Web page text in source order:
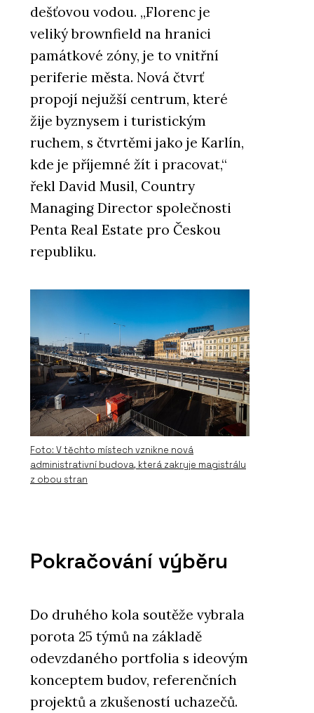
PRODUKTY
Fragranitový dřez Maris -
Franke
O FIRMĚ
Franke
PRODUKTY
dešťovou vodou. „Florenc je
veliký brownfield na hranici
památkové zóny, je to vnitřní
periferie města. Nová čtvrť
propojí nejužší centrum, které
žije byznysem i turistickým
ruchem, s čtvrtěmi jako je Karlín,
kde je příjemné žít i pracovat,“
řekl David Musil, Country
Managing Director společnosti
Penta Real Estate pro Českou
republiku.
Foto: V těchto místech vznikne nová
administrativní budova, která zakryje magistrálu
z obou stran
Pokračování výběru
Do druhého kola soutěže vybrala
porota 25 týmů na základě
odevzdaného portfolia s ideovým
konceptem budov, referenčních
projektů a zkušeností uchazečů.